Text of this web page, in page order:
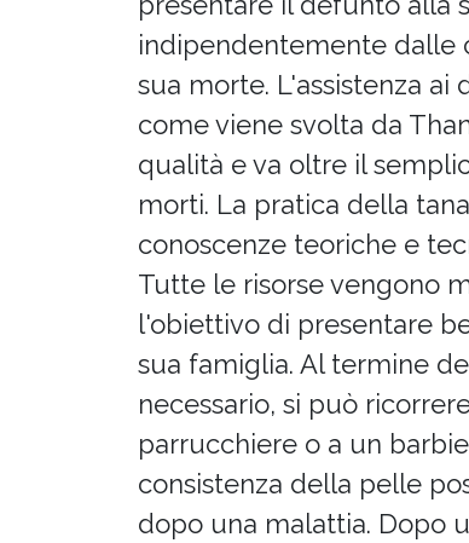
indipendentemente dalle
sua morte. L'assistenza ai
come viene svolta da
qualità e va oltre il
morti. La pratica della
conoscenze teoriche e
Tutte le risorse vengono
l'obiettivo di presentare
sua famiglia. Al termine
necessario, si può
parrucchiere o a un
consistenza della pelle
dopo una malattia. Dopo